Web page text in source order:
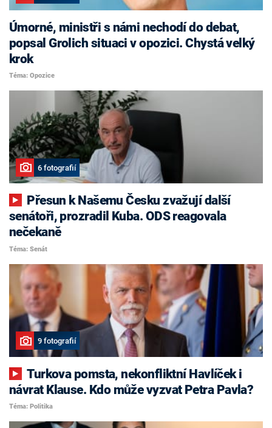
Úmorné, ministři s námi nechodí do debat,
popsal Grolich situaci v opozici. Chystá velký
krok
Téma: Opozice
6 fotografií
senátoři, prozradil Kuba. ODS reagovala
nečekaně
Téma: Senát
9 fotografií
Turkova pomsta, nekonfliktní Havlíček i
návrat Klause. Kdo může vyzvat Petra Pavla?
Téma: Politika